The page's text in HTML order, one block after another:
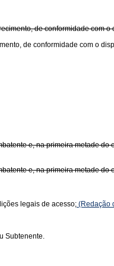
de conformidade com o
de conformidade com o
e, na primeira metade do
e, na primeira metade
legais de acesso; (Redação
Subtenente.